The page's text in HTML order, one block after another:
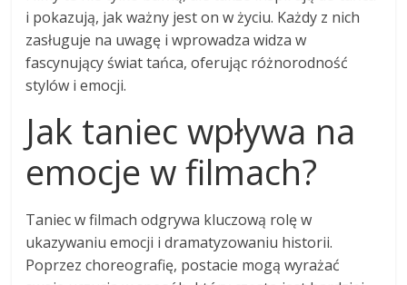
i pokazują, jak ważny jest on w życiu. Każdy z nich
zasługuje na uwagę i wprowadza widza w
fascynujący świat tańca, oferując różnorodność
stylów i emocji.
Jak taniec wpływa na
emocje w filmach?
Taniec w filmach odgrywa kluczową rolę w
ukazywaniu emocji i dramatyzowaniu historii.
Poprzez choreografię, postacie mogą wyrażać